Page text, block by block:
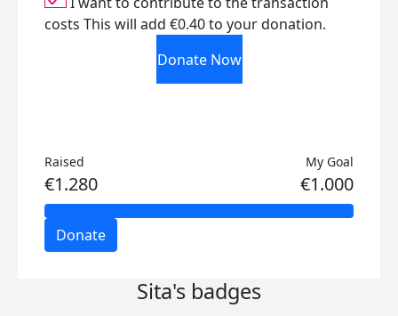
costs This will add €0.40 to your donation.
Donate Now
Raised
€1.280
My Goal
€1.000
Donate
Sita's badges